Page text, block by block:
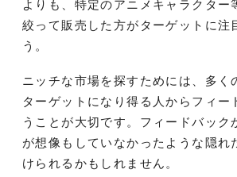
よりも、特定のアニメキャラクター
絞って販売した方がターゲットに注
う。
ニッチな市場を探すためには、多く
ターゲットになり得る人からフィー
うことが大切です。フィードバック
が想像もしていなかったような隠れ
けられるかもしれません。